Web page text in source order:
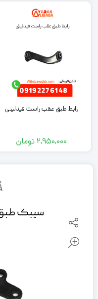
رابط طبق عقب راست فیدلیتی
2,950,000 تومان